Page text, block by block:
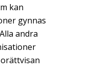
kan
gynnas
andra